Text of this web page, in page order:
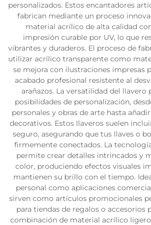
personalizados. Estos encantadores
fabrican mediante un proceso
material acrílico de alta calidad
impresión curable por UV, lo que
vibrantes y duraderos. El proceso de
utilizar acrílico transparente como
se mejora con ilustraciones impresas
acabado profesional resistente al
arañazos. La versatilidad del
posibilidades de personalización,
personales y obras de arte hasta
decorativos. Estos llaveros suelen
seguro, asegurando que tus llaves o
firmemente conectados. La
permite crear detalles intrincados y
color, produciendo efectos visuales
mantienen su brillo con el tiempo.
personal como aplicaciones
sirven como artículos promocionales
para tiendas de regalos o accesorios
combinación de material acrílico